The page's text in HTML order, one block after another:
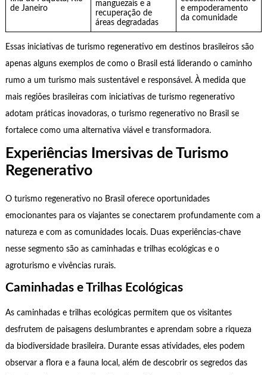
de Janeiro
manguezais e a
recuperação de
áreas degradadas
e empoderamento
da comunidade
Essas iniciativas de turismo regenerativo em destinos brasileiros são
apenas alguns exemplos de como o Brasil está liderando o caminho
rumo a um turismo mais sustentável e responsável. À medida que
mais regiões brasileiras com iniciativas de turismo regenerativo
adotam práticas inovadoras, o turismo regenerativo no Brasil se
fortalece como uma alternativa viável e transformadora.
Experiências Imersivas de Turismo
Regenerativo
O turismo regenerativo no Brasil oferece oportunidades
emocionantes para os viajantes se conectarem profundamente com a
natureza e com as comunidades locais. Duas experiências-chave
nesse segmento são as caminhadas e trilhas ecológicas e o
agroturismo e vivências rurais.
Caminhadas e Trilhas Ecológicas
As caminhadas e trilhas ecológicas permitem que os visitantes
desfrutem de paisagens deslumbrantes e aprendam sobre a riqueza
da biodiversidade brasileira. Durante essas atividades, eles podem
observar a flora e a fauna local, além de descobrir os segredos das